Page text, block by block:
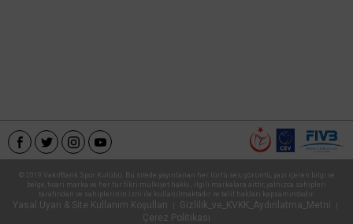
© 2019 VakıfBank Spor Kulübü. Bu sitede yayınlanan her türlü ses, görüntü, yazı içeren bilgi ve
belge, ticari marka ve her tür fikri mülkiyet hakkı , ilgili markalara aittir, yalnızca sahipleri
tarafından ve sahiplerinin izni ile kullanılmaktadır ve telif hakları kapsamındadır.
Yasal Uyarı & Site Kullanım Koşulları Gizlilik_ve_KVKK_Aydınlatma_Metni
Çerez Politikası